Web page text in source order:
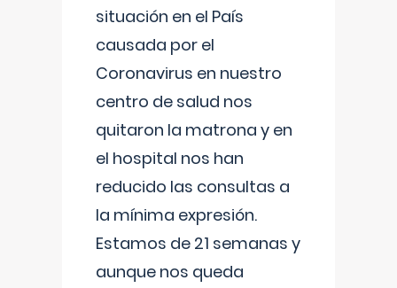
situación en el País
causada por el
Coronavirus en nuestro
centro de salud nos
quitaron la matrona y en
el hospital nos han
reducido las consultas a
la mínima expresión.
Estamos de 21 semanas y
aunque nos queda